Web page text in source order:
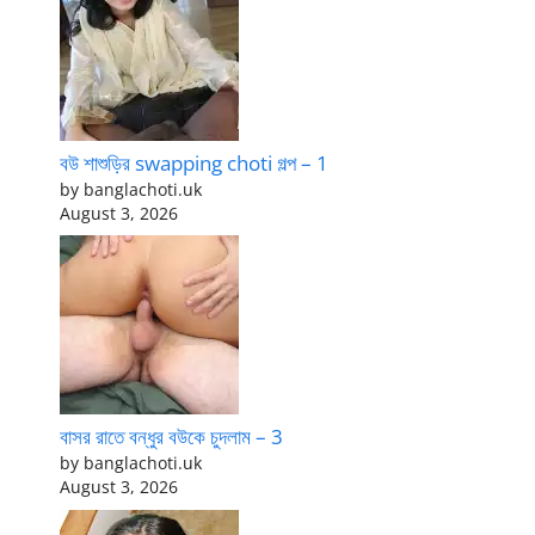
বউ শাশুড়ির swapping choti গল্প – 1
by banglachoti.uk
August 3, 2026
বাসর রাতে বন্ধুর বউকে চুদলাম – 3
by banglachoti.uk
August 3, 2026